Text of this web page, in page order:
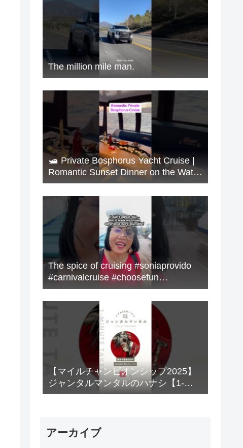
The million mile man.
🛥️ Private Bosphorus Yacht Cruise |
Romantic Sunset Dinner on the Water
🇹🇷✨
The spice of cruising #soniaprovido
#carnivalcruise #choosefun
#adventure #cruise #fun
【マイルチャンピオンシップ2025】
ジャンタルマンタルのハナシ【1-
MINUTE】#競馬
アーカイブ